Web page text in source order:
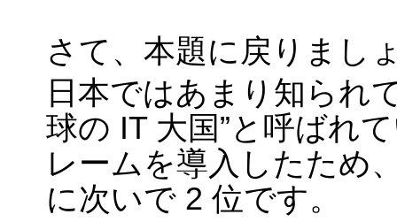
さて、本題に戻りまし
日本ではあまり知られ
球の IT 大国”と呼ばれ
レームを導入したため
に次いで 2 位です。